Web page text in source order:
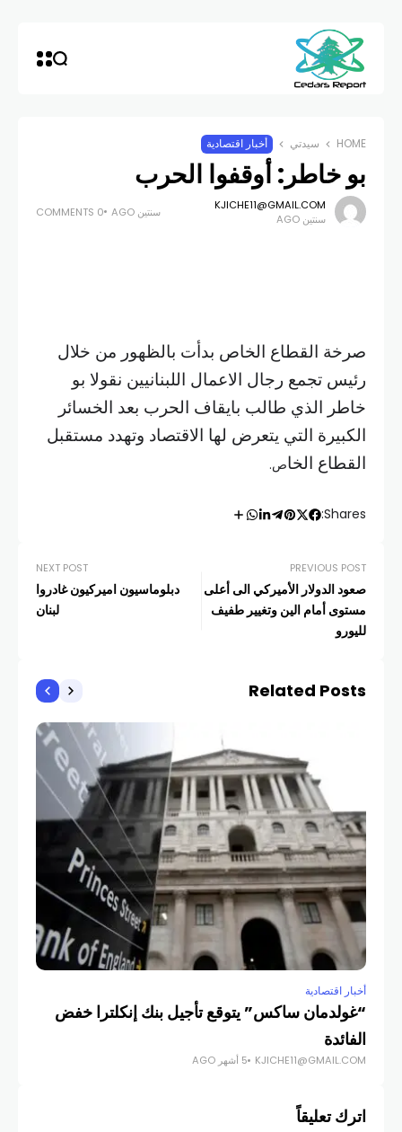
HOME سيدتي أخبار اقتصادية
بو خاطر: أوقفوا الحرب
KJICHE11@GMAIL.COM
سنتين AGO
سنتين AGO 0 COMMENTS
صرخة القطاع الخاص بدأت بالظهور من خلال
رئيس تجمع رجال الاعمال اللبنانيين نقولا بو
خاطر الذي طالب بايقاف الحرب بعد الخسائر
الكبيرة التي يتعرض لها الاقتصاد وتهدد مستقبل
القطاع الخاص.
Shares:
PREVIOUS POST
صعود الدولار الأميركي الى أعلى
مستوى أمام الين وتغيير طفيف
لليورو
NEXT POST
دبلوماسيون اميركيون غادروا
لبنان
Related Posts
أخبار اقتصادية
“غولدمان ساكس” يتوقع تأجيل بنك إنكلترا خفض
الفائدة
KJICHE11@GMAIL.COM 5 أشهر AGO
اترك تعليقاً